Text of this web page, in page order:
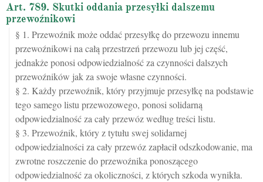
Art. 789. Skutki oddania przesyłki dalszemu
przewoźnikowi
§ 1. Przewoźnik może oddać przesyłkę do przewozu innemu
przewoźnikowi na całą przestrzeń przewozu lub jej część,
jednakże ponosi odpowiedzialność za czynności dalszych
przewoźników jak za swoje własne czynności.
§ 2. Każdy przewoźnik, który przyjmuje przesyłkę na podstawie
tego samego listu przewozowego, ponosi solidarną
odpowiedzialność za cały przewóz według treści listu.
§ 3. Przewoźnik, który z tytułu swej solidarnej
odpowiedzialności za cały przewóz zapłacił odszkodowanie, ma
zwrotne roszczenie do przewoźnika ponoszącego
odpowiedzialność za okoliczności, z których szkoda wynikła.